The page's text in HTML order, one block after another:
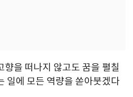
향을 떠나지 않고도 꿈을 펼칠
일에 모든 역량을 쏟아붓겠다